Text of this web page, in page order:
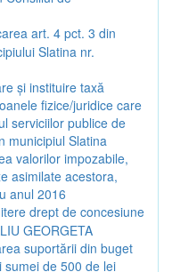
art. 4 pct. 3 din
Slatina nr.
și instituire taxă
fizice/juridice care
serviciilor publice de
municipiul Slatina
valorilor impozabile,
asimilate acestora,
anul 2016
drept de concesiune
GEORGETA
suportării din buget
sumei de 500 de lei